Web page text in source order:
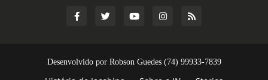
Desenvolvido por Robson Guedes (74) 99933-7839